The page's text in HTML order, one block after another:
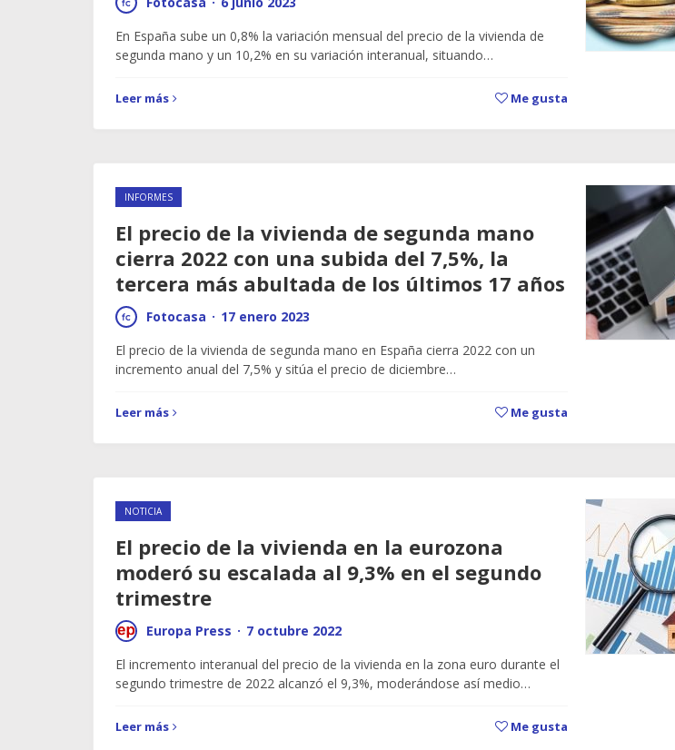
En España sube un 0,8% la variación mensual del precio de la vivienda de
segunda mano y un 10,2% en su variación interanual, situando…
Leer más Me gusta
INFORMES
El precio de la vivienda de segunda mano
cierra 2022 con una subida del 7,5%, la
tercera más abultada de los últimos 17 años
Fotocasa · 17 enero 2023
El precio de la vivienda de segunda mano en España cierra 2022 con un
incremento anual del 7,5% y sitúa el precio de diciembre…
Leer más Me gusta
NOTICIA
El precio de la vivienda en la eurozona
moderó su escalada al 9,3% en el segundo
trimestre
Europa Press · 7 octubre 2022
El incremento interanual del precio de la vivienda en la zona euro durante el
segundo trimestre de 2022 alcanzó el 9,3%, moderándose así medio…
Leer más Me gusta